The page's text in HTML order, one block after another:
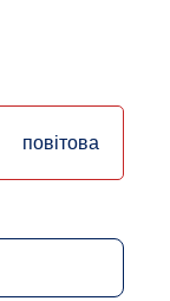
повітова